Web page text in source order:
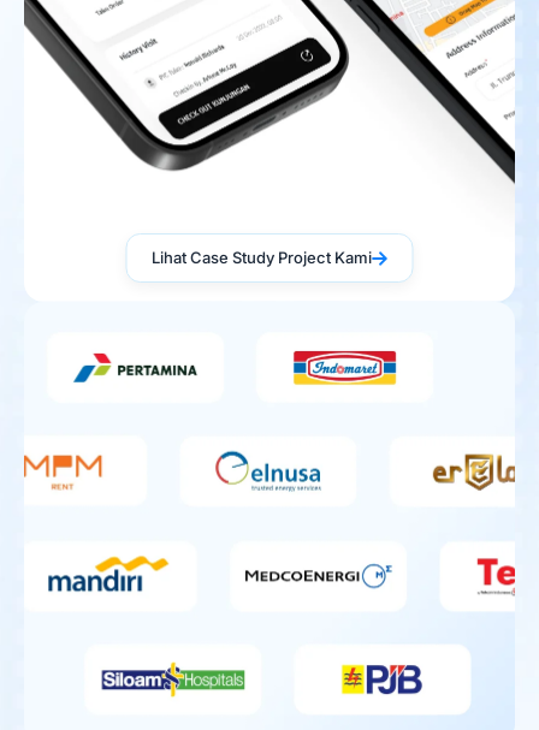
Lihat Case Study Project Kami